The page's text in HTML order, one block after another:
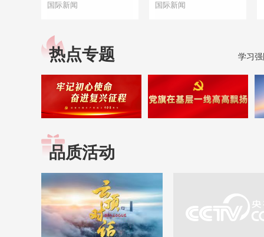
国际新闻 国际新闻
热点专题 学习
品质活动